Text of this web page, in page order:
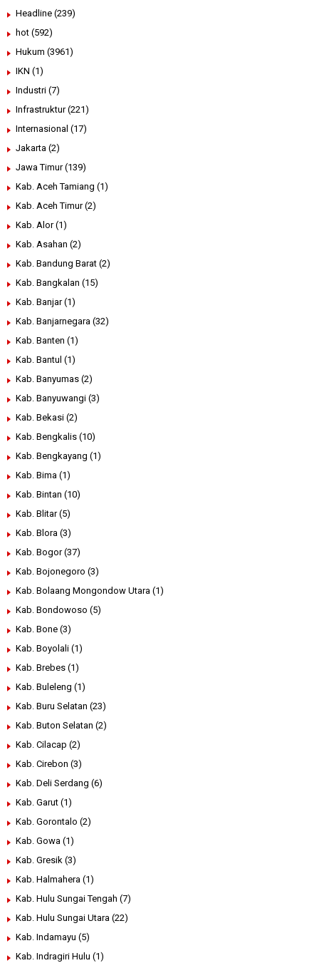
Headline (239)
hot (592)
Hukum (3961)
IKN (1)
Industri (7)
Infrastruktur (221)
Internasional (17)
Jakarta (2)
Jawa Timur (139)
Kab. Aceh Tamiang (1)
Kab. Aceh Timur (2)
Kab. Alor (1)
Kab. Asahan (2)
Kab. Bandung Barat (2)
Kab. Bangkalan (15)
Kab. Banjar (1)
Kab. Banjarnegara (32)
Kab. Banten (1)
Kab. Bantul (1)
Kab. Banyumas (2)
Kab. Banyuwangi (3)
Kab. Bekasi (2)
Kab. Bengkalis (10)
Kab. Bengkayang (1)
Kab. Bima (1)
Kab. Bintan (10)
Kab. Blitar (5)
Kab. Blora (3)
Kab. Bogor (37)
Kab. Bojonegoro (3)
Kab. Bolaang Mongondow Utara (1)
Kab. Bondowoso (5)
Kab. Bone (3)
Kab. Boyolali (1)
Kab. Brebes (1)
Kab. Buleleng (1)
Kab. Buru Selatan (23)
Kab. Buton Selatan (2)
Kab. Cilacap (2)
Kab. Cirebon (3)
Kab. Deli Serdang (6)
Kab. Garut (1)
Kab. Gorontalo (2)
Kab. Gowa (1)
Kab. Gresik (3)
Kab. Halmahera (1)
Kab. Hulu Sungai Tengah (7)
Kab. Hulu Sungai Utara (22)
Kab. Indamayu (5)
Kab. Indragiri Hulu (1)